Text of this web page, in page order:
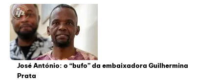
José António: o “bufo” da embaixadora Guilhermina
Prata